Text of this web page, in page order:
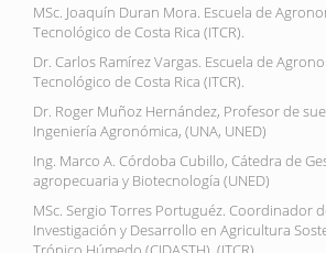
MSc. Joaquín Duran Mora. Escuela de
Tecnológico de Costa Rica (ITCR).
Dr. Carlos Ramírez Vargas. Escuela de
Tecnológico de Costa Rica (ITCR).
Dr. Roger Muñoz Hernández, Profesor de
Ingeniería Agronómica, (UNA, UNED)
Ing. Marco A. Córdoba Cubillo, Cátedra de
agropecuaria y Biotecnología (UNED)
MSc. Sergio Torres Portuguéz. Coordinador
Investigación y Desarrollo en Agricultura